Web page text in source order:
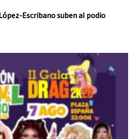
Escribano suben al podio